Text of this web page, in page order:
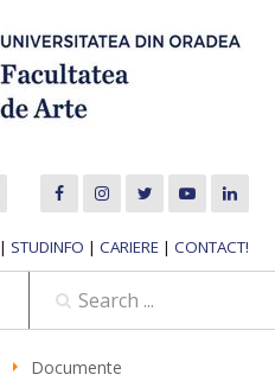
| STUDINFO | CARIERE | CONTACT!
Documente